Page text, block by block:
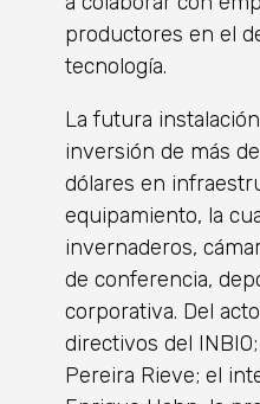
productores en el
tecnología.
La futura
inversión de más
dólares en
equipamiento, la
invernaderos,
de conferencia,
corporativa. Del
directivos del
Pereira Rieve; el